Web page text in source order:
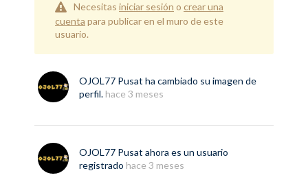
Necesitas iniciar sesión o crear una
cuenta para publicar en el muro de este
usuario.
OJOL77 Pusat ha cambiado su imagen de
perfil. hace 3 meses
OJOL77 Pusat ahora es un usuario
registrado hace 3 meses